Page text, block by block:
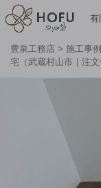
有
豊泉工務店 > 施工事例
宅（武蔵村山市｜注文